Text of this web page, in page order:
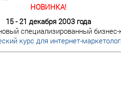
НОВИНКА!
15 - 21 декабря 2003 года
специализированный бизнес-
курс для интернет-